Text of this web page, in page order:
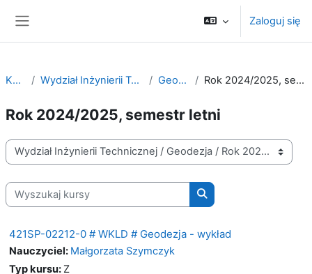
Zaloguj się
Kursy Wydział Inżynierii Technicznej Geodezja Rok 2024/2025, semestr letni
Rok 2024/2025, semestr letni
Kategorie kursów
Wyszukaj kursy
Wyszukaj kursy
421SP-02212-0 # WKLD # Geodezja - wykład
Nauczyciel: Małgorzata Szymczyk
Typ kursu: Z